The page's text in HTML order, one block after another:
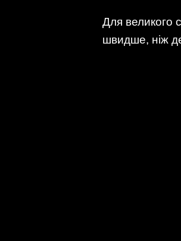
Для великого
швидше, ніж